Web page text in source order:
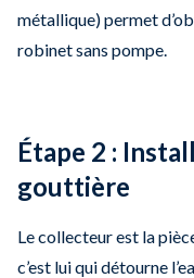
métallique) permet
robinet sans pompe.
Étape 2 :
gouttière
Le collecteur est la
c’est lui qui détourne